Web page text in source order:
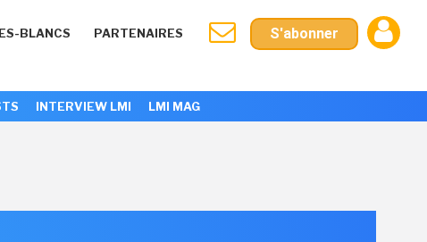
BLANCS PARTENAIRES S'abonner
INTERVIEW LMI LMI MAG